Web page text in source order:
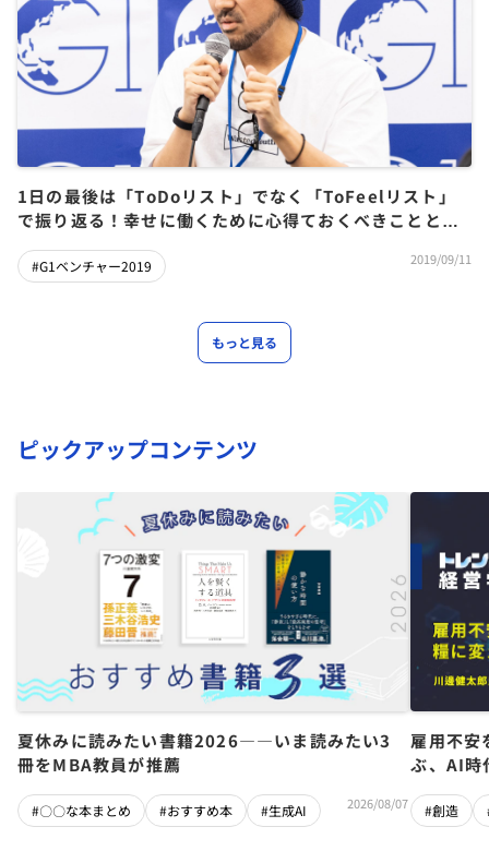
1日の最後は「ToDoリスト」でなく「ToFeelリスト」
で振り返る！幸せに働くために心得ておくべきことと
は？〜家入一真×石川善樹×矢野和男×塩田元規
#G1ベンチャー2019 2019/09/11
もっと見る
ピックアップコンテンツ
夏休みに読みたい書籍2026――いま読みたい3
冊をMBA教員が推薦
#〇〇な本まとめ #おすすめ本 #生成AI 2026/08/07
雇用不
ぶ、AI時
#創造